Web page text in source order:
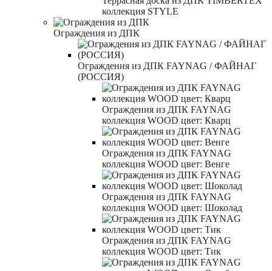
коллекция STYLE
Ограждения из ДПК
Ограждения из ДПК FAYNAG / ФАЙНАГ
(РОССИЯ)
Ограждения из ДПК FAYNAG
коллекция WOOD цвет: Кварц
Ограждения из ДПК FAYNAG
коллекция WOOD цвет: Венге
Ограждения из ДПК FAYNAG
коллекция WOOD цвет: Шоколад
Ограждения из ДПК FAYNAG
коллекция WOOD цвет: Тик